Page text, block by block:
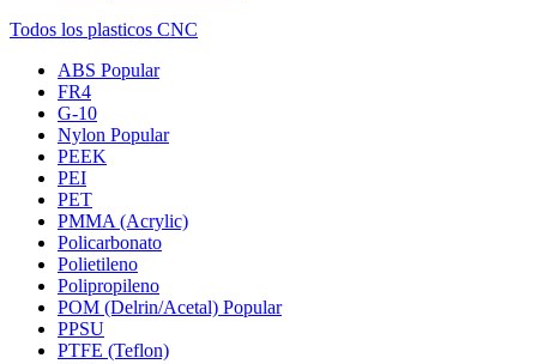
Todos los plasticos CNC
ABS Popular
FR4
G-10
Nylon Popular
PEEK
PEI
PET
PMMA (Acrylic)
Policarbonato
Polietileno
Polipropileno
POM (Delrin/Acetal) Popular
PPSU
PTFE (Teflon)